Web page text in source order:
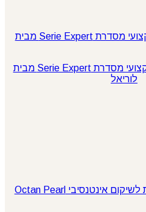
קרם טיפולי והחלקה מקצועי מסדרת Serie Expert מבית
לוריאל